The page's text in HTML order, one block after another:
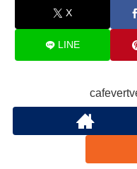
X
LINE